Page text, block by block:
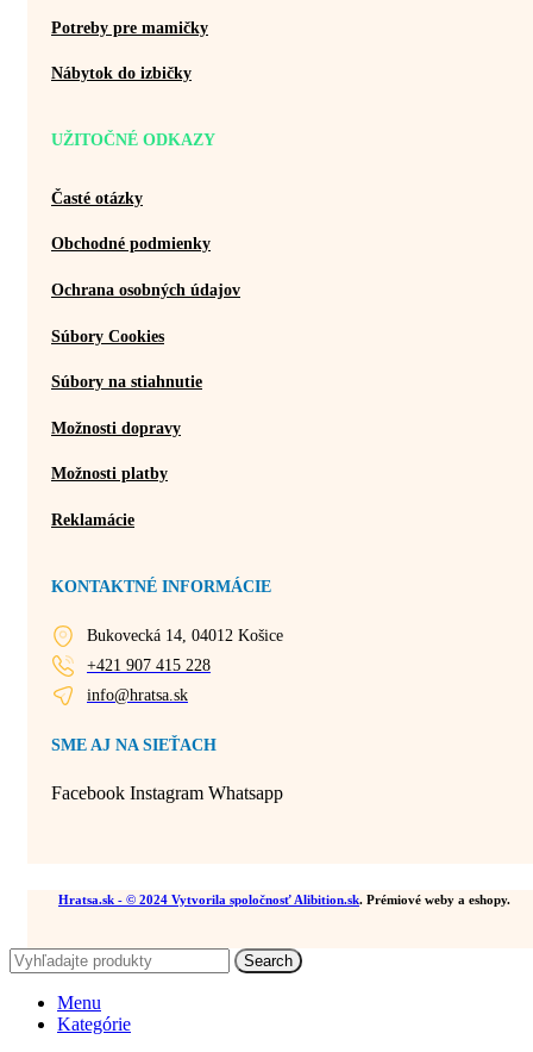
Potreby pre mamičky
Nábytok do izbičky
UŽITOČNÉ ODKAZY
Časté otázky
Obchodné podmienky
Ochrana osobných údajov
Súbory Cookies
Súbory na stiahnutie
Možnosti dopravy
Možnosti platby
Reklamácie
KONTAKTNÉ INFORMÁCIE
Bukovecká 14, 04012 Košice
+421 907 415 228
info@hratsa.sk
SME AJ NA SIEŤACH
Facebook Instagram Whatsapp
Hratsa.sk - © 2024 Vytvorila spoločnosť Alibition.sk. Prémiové weby a eshopy.
Search
Menu
Kategórie